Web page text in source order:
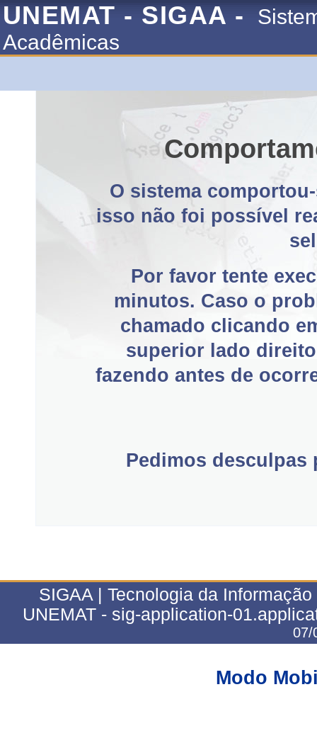
UNEMAT - SIGAA -
Acadêmicas
O sistema
isso não foi possível
Por favor tente
minutos. Caso o
chamado clicando
superior lado
fazendo antes de
Pedimos
SIGAA | Tecnologia da
UNEMAT - sig-application-
07/
Modo